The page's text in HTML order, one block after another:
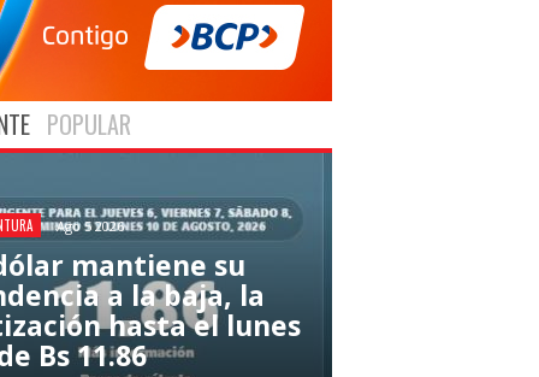
POPULAR
Ago 5 2026
mantiene su
a la baja, la
hasta el lunes
Bs 11.86